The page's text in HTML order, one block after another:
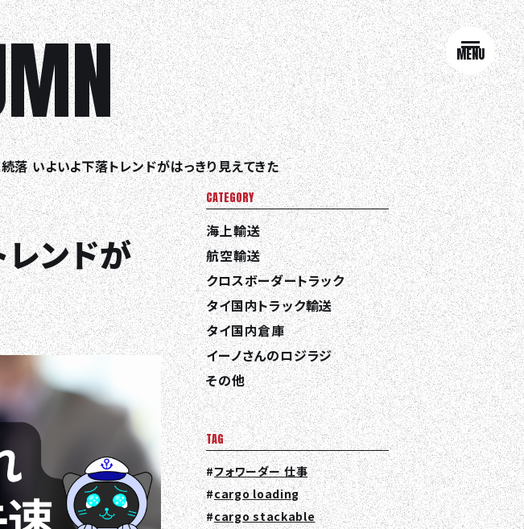
MENU
落 いよいよ下落トレンドがはっきり見えてきた
ンドが
CATEGORY
海上輸送
航空輸送
クロスボーダートラック
タイ国内トラック輸送
タイ国内倉庫
イーノさんのロジラジ
その他
TAG
フォワーダー 仕事
cargo loading
cargo stackable